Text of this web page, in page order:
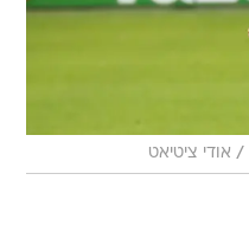
/ אודי ציטיאט